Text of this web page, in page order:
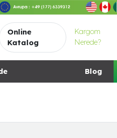
Online
Katalog
Kargom
Nerede?
Blog